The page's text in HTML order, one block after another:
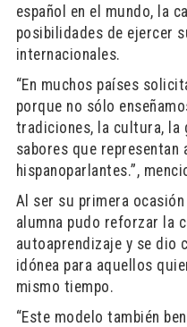
español en el mundo, la
posibilidades de ejercer
internacionales.
“En muchos países
porque no sólo
tradiciones, la cultura, la
sabores que representan
hispanoparlantes.”,
Al ser su primera
alumna pudo reforzar la
autoaprendizaje y se dio
idónea para aquellos
mismo tiempo.
“Este modelo también